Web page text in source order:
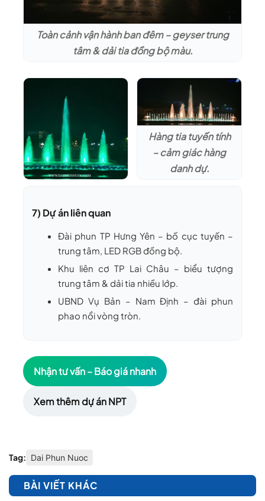
Toàn cảnh vận hành ban đêm – geyser trung
tâm & dải tia đồng bộ màu.
tạo nhịp, cao ~6–
Hàng tia tuyến tính
– cảm giác hàng
danh dự.
7) Dự án liên quan
Đài phun TP Hưng Yên – bố cục tuyến –
trung tâm, LED RGB đồng bộ.
Khu liên cơ TP Lai Châu – biểu tượng
trung tâm & dải tia nhiều lớp.
UBND Vụ Bản – Nam Định – đài phun
phao nổi vòng tròn.
Nhận tư vấn – Báo giá nhanh
Xem thêm dự án NPT
Tag: Dai Phun Nuoc
BÀI VIẾT KHÁC